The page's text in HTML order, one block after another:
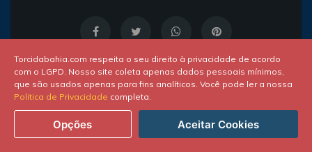
SOBRE O AUTOR
Torcidabahia.com respeita o seu direito à privacidade de acordo
com o LGPD. Nosso site coleta apenas dados pessoais mínimos,
que são usados apenas para fins analíticos. Você pode ler a nossa
Politica de Privacidade completa.
Opções Aceitar Cookies